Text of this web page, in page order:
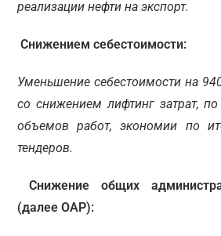
реализации нефти на экспорт.
Снижением себестоимости:
Уменьшение себестоимости на
со снижением лифтинг затрат,
объемов работ, экономии по
тендеров.
Снижение общих
(далее ОАР):